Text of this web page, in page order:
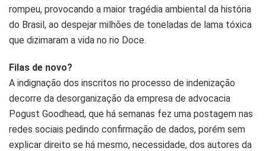
rompeu, provocando a maior tragédia ambiental da história
do Brasil, ao despejar milhões de toneladas de lama tóxica
que dizimaram a vida no rio Doce.
Filas de novo?
A indignação dos inscritos no processo de indenização
decorre da desorganização da empresa de advocacia
Pogust Goodhead, que há semanas fez uma postagem nas
redes sociais pedindo confirmação de dados, porém sem
explicar direito se há mesmo, necessidade, dos autores da